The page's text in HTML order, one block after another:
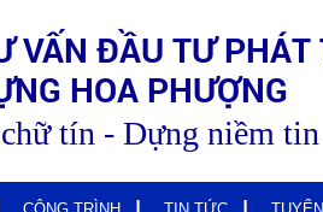
VẤN ĐẦU TƯ PHÁT
HOA PHƯỢNG
tín - Dựng niềm tin